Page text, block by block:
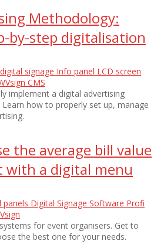
Methodology:
by-step digitalisation
digital signage Info panel LCD screen
CMS
implement a digital advertising
how to properly set up, manage
the average bill value
with a digital menu
panels Digital Signage Software Profi
for event organisers. Get to
the best one for your needs.